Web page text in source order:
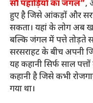
सौ पहाड़ियों का जंगल”,
हुए है जिसे आंकड़ों और
सकता। यहां के लोग अब
बल्कि जंगल में पत्ते तोड़ते
सरसराहट के बीच अपनी
यह कहानी सिर्फ साल
कहानी है जिसे कभी
गया था।